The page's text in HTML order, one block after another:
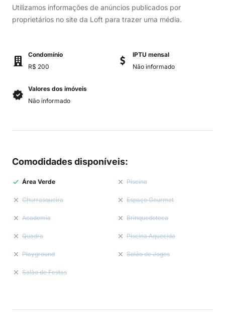
Utilizamos informações de anúncios publicados por
proprietários no site da Loft para trazer uma média.
Condomínio
R$ 200
IPTU mensal
Não informado
Valores dos imóveis
Não informado
Comodidades disponíveis:
Área Verde Piscina
Churrasqueira Espaço Gourmet
Academia Brinquedoteca
Quadra Piscina Aquecida
Playground Salão de Jogos
Salão de Festas